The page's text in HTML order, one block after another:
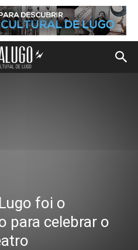
foi o
para celebrar o